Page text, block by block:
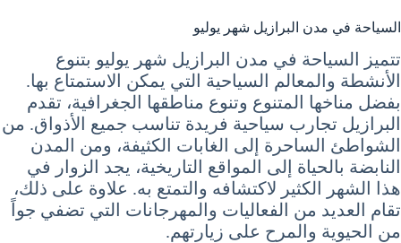
السياحة في مدن البرازيل شهر يوليو
تتميز السياحة في مدن البرازيل شهر يوليو بتنوع
الأنشطة والمعالم السياحية التي يمكن الاستمتاع بها.
بفضل مناخها المتنوع وتنوع مناطقها الجغرافية، تقدم
البرازيل تجارب سياحية فريدة تناسب جميع الأذواق. من
الشواطئ الساحرة إلى الغابات الكثيفة، ومن المدن
النابضة بالحياة إلى المواقع التاريخية، يجد الزوار في
هذا الشهر الكثير لاكتشافه والتمتع به. علاوة على ذلك،
تقام العديد من الفعاليات والمهرجانات التي تضفي جواً
من الحيوية والمرح على زيارتهم.